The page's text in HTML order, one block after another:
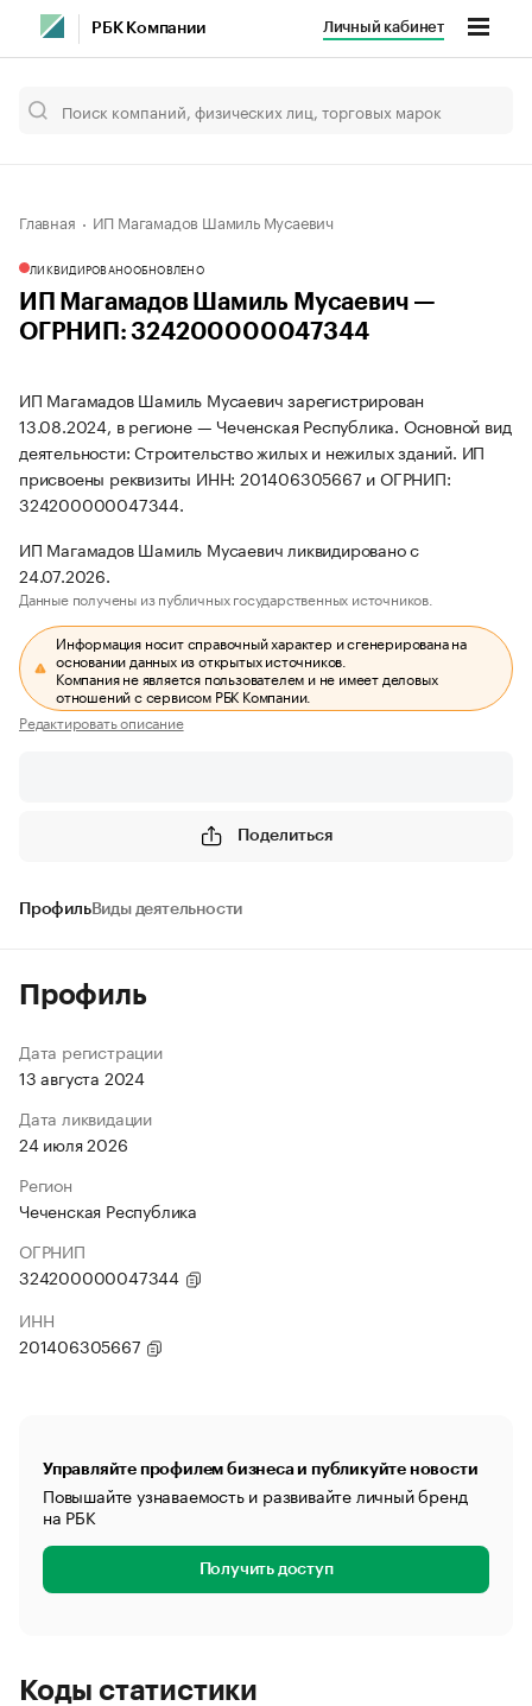
РБК Компании Личный кабинет
Главная ИП Магамадов Шамиль Мусаевич
ЛИКВИДИРОВАНООБНОВЛЕНО
ИП Магамадов Шамиль Мусаевич —
ОГРНИП: 324200000047344
ИП Магамадов Шамиль Мусаевич зарегистрирован
13.08.2024, в регионе — Чеченская Республика. Основной вид
деятельности: Строительство жилых и нежилых зданий. ИП
присвоены реквизиты ИНН: 201406305667 и ОГРНИП:
324200000047344.
ИП Магамадов Шамиль Мусаевич ликвидировано с
24.07.2026.
Данные получены из публичных государственных источников.
Информация носит справочный характер и сгенерирована на
основании данных из открытых источников.
Компания не является пользователем и не имеет деловых
отношений с сервисом РБК Компании.
Редактировать описание
Поделиться
ПрофильВиды деятельности
Профиль
Дата регистрации
13 августа 2024
Дата ликвидации
24 июля 2026
Регион
Чеченская Республика
ОГРНИП
324200000047344
ИНН
201406305667
Управляйте профилем бизнеса и публикуйте новости
Повышайте узнаваемость и развивайте личный бренд
на РБК
Получить доступ
Коды статистики